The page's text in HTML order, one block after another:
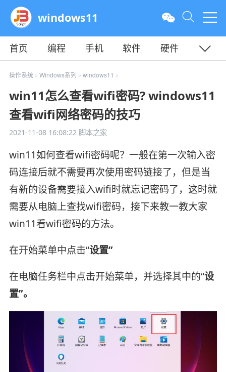
windows11
首页 编程 手机 软件
硬件
教程
平面 服务器
操作系统> Windows系列 > windows11 >
win11怎么查看wifi密码? windows11
查看wifi网络密码的技巧
2021-11-08 16:08:22脚本之家
win11如何查看wifi密码呢？一般在第一次输入密
码连接后就不需要再次使用密码链接了，但是当
有新的设备需要接入wifi时就忘记密码了，这时就
需要从电脑上查找wifi密码，接下来教一教大家
win11看wifi密码的方法。
在开始菜单中点击“设置”
在电脑任务栏中点击开始菜单，并选择其中的“设
置”。